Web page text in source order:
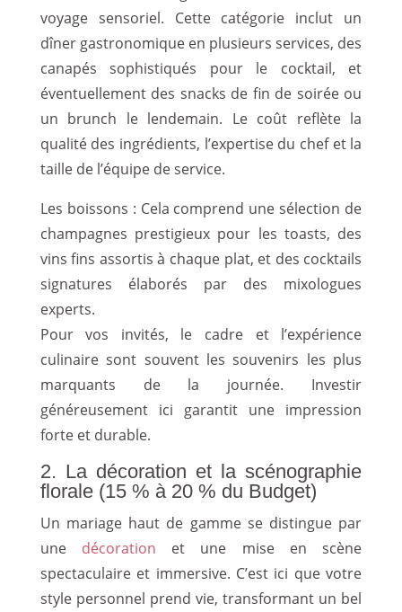
voyage sensoriel. Cette catégorie inclut un
dîner gastronomique en plusieurs services, des
canapés sophistiqués pour le cocktail, et
éventuellement des snacks de fin de soirée ou
un brunch le lendemain. Le coût reflète la
qualité des ingrédients, l’expertise du chef et la
taille de l’équipe de service.
Les boissons : Cela comprend une sélection de
champagnes prestigieux pour les toasts, des
vins fins assortis à chaque plat, et des cocktails
signatures élaborés par des mixologues
experts.
Pour vos invités, le cadre et l’expérience
culinaire sont souvent les souvenirs les plus
marquants de la journée. Investir
généreusement ici garantit une impression
forte et durable.
2. La décoration et la scénographie
florale (15 % à 20 % du Budget)
Un mariage haut de gamme se distingue par
une décoration
et une mise en scène
spectaculaire et immersive. C’est ici que votre
style personnel prend vie, transformant un bel